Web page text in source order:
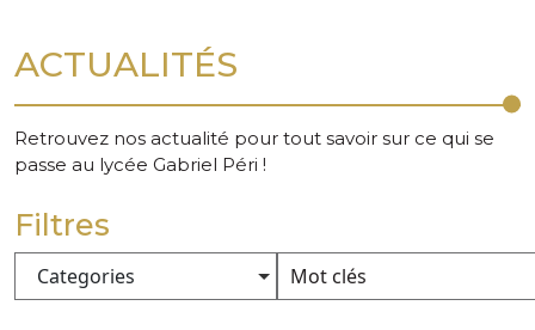
ACTUALITÉS
Retrouvez nos actualité pour tout savoir sur ce qui se
passe au lycée Gabriel Péri !
Filtres
Categories